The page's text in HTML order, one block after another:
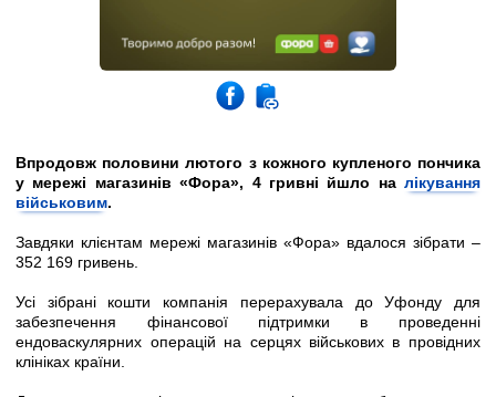
Впродовж половини лютого з кожного купленого пончика
у мережі магазинів «Фора», 4 гривні йшло на лікування
військовим.
Завдяки клієнтам мережі магазинів «Фора» вдалося зібрати –
352 169 гривень.
Усі зібрані кошти компанія перерахувала доУфонду для
забезпечення фінансової підтримки в проведенні
ендоваскулярних операцій на серцях військових в провідних
клініках країни.